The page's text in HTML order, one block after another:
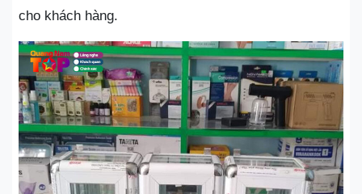
cho khách hàng.